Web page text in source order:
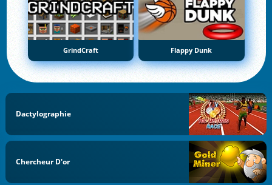
GrindCraft Flappy Dunk
Dactylographie
Chercheur D'or